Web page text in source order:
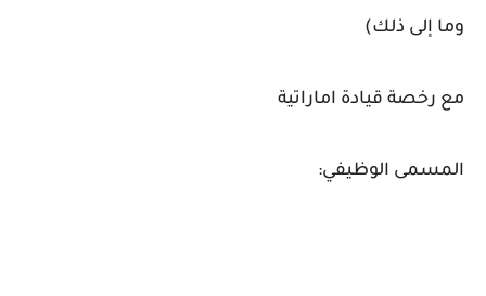
وما إلى ذلك)
مع رخصة قيادة اماراتية
المسمى الوظيفي: